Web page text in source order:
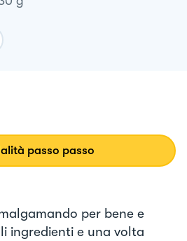
passo passo
per bene e
ingredienti e una volta